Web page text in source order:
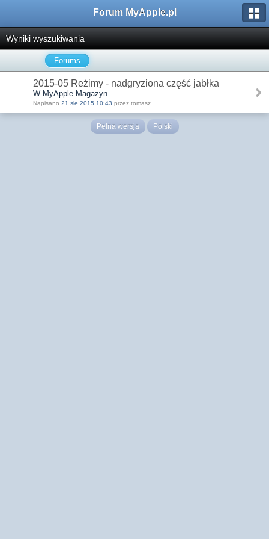
Forum MyApple.pl
Wyniki wyszukiwania
Forums
2015-05 Reżimy - nadgryziona część jabłka
W MyApple Magazyn
Napisano 21 sie 2015 10:43 przez tomasz
Pełna wersja Polski